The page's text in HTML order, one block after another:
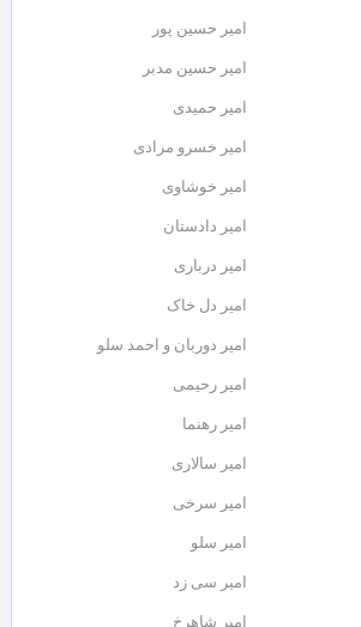
امیر حسین پور
امیر حسین مدبر
امیر حمیدی
امیر خسرو مرادی
امیر خوشاوی
امیر دادستان
امیر درباری
امیر دل خاک
امیر دوربان و احمد سلو
امیر رحیمی
امیر رهنما
امیر سالاری
امیر سرخی
امیر سلو
امیر سی زد
امیر شاهرخ